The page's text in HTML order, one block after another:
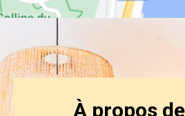
À propos